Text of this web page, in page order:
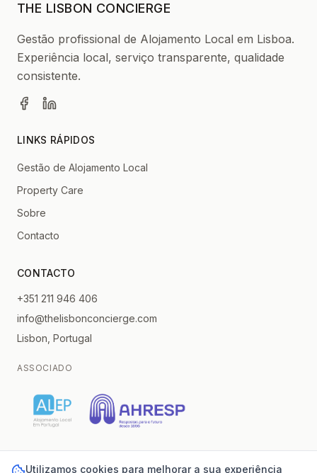
THE LISBON CONCIERGE
Gestão profissional de Alojamento Local em Lisboa.
Experiência local, serviço transparente, qualidade
consistente.
LINKS RÁPIDOS
Gestão de Alojamento Local
Property Care
Sobre
Contacto
CONTACTO
+351 211 946 406
info@thelisbonconcierge.com
Lisbon, Portugal
ASSOCIADO
Utilizamos cookies para melhorar a sua experiência